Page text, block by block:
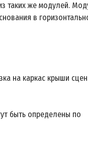
таких же модулей.
в
на каркас крыши
быть определены по